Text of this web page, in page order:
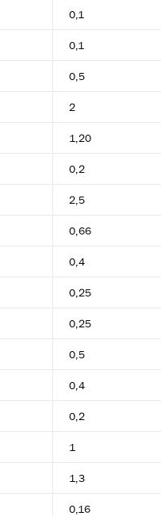
0,1
0,1
0,5
2
1,20
0,2
2,5
0,66
0,4
0,25
0,25
0,5
0,4
0,2
1
1,3
0,16